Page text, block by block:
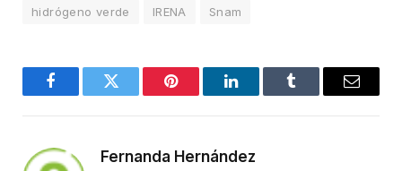
hidrógeno verde IRENA Snam
FacebookTwitter Pinterest LinkedInTumblr Email
Fernanda Hernández